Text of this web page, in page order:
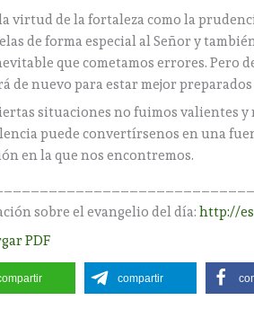
virtud de la fortaleza como la
de forma especial al Señor y
que cometamos errores. Pero
de nuevo para estar mejor
situaciones no fuimos valientes
puede convertírsenos en una
en la que nos encontremos.
sobre el evangelio del día:http://
PDF
compartir